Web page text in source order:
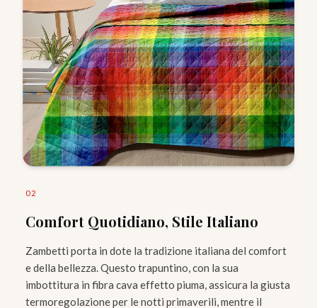
02
Comfort Quotidiano, Stile Italiano
Zambetti porta in dote la tradizione italiana del comfort
e della bellezza. Questo trapuntino, con la sua
imbottitura in fibra cava effetto piuma, assicura la giusta
termoregolazione per le notti primaverili, mentre il